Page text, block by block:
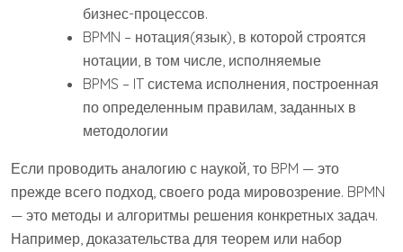
бизнес-процессов.
BPMN – нотация(язык), в которой строятся
нотации, в том числе, исполняемые
BPMS – IT система исполнения, построенная
по определенным правилам, заданных в
методологии
Если проводить аналогию с наукой, то BPM — это
прежде всего подход, своего рода мировозрение. BPMN
— это методы и алгоритмы решения конкретных задач.
Например, доказательства для теорем или набор